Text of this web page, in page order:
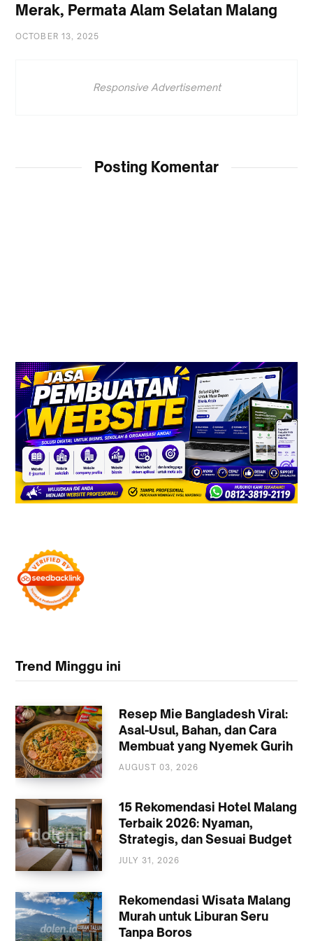
Merak, Permata Alam Selatan Malang
OCTOBER 13, 2025
Responsive Advertisement
Posting Komentar
Trend Minggu ini
Resep Mie Bangladesh Viral:
Asal-Usul, Bahan, dan Cara
Membuat yang Nyemek Gurih
AUGUST 03, 2026
AKOMODASI
15 Rekomendasi Hotel Malang
Terbaik 2026: Nyaman,
Strategis, dan Sesuai Budget
JULY 31, 2026
Rekomendasi Wisata Malang
Murah untuk Liburan Seru
Tanpa Boros